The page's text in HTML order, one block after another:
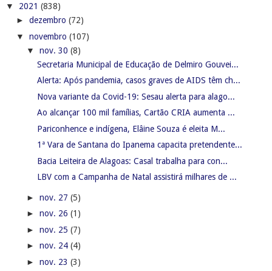
▼ 2021 (838)
► dezembro (72)
▼ novembro (107)
▼ nov. 30 (8)
Secretaria Municipal de Educação de Delmiro Gouvei...
Alerta: Após pandemia, casos graves de AIDS têm ch...
Nova variante da Covid-19: Sesau alerta para alago...
Ao alcançar 100 mil famílias, Cartão CRIA aumenta ...
Pariconhence e indígena, Elâine Souza é eleita M...
1ª Vara de Santana do Ipanema capacita pretendente...
Bacia Leiteira de Alagoas: Casal trabalha para con...
LBV com a Campanha de Natal assistirá milhares de ...
► nov. 27 (5)
► nov. 26 (1)
► nov. 25 (7)
► nov. 24 (4)
► nov. 23 (3)